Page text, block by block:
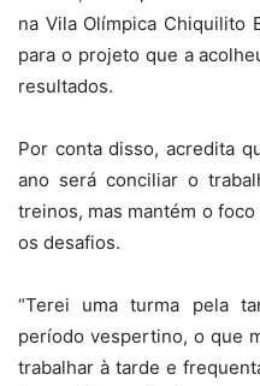
na Vila Olímpica Chiquilito
para o projeto que a
resultados.
Por conta disso, acredita
ano será conciliar o
treinos, mas mantém o
os desafios.
“Terei uma turma pela
período vespertino, o que
trabalhar à tarde e